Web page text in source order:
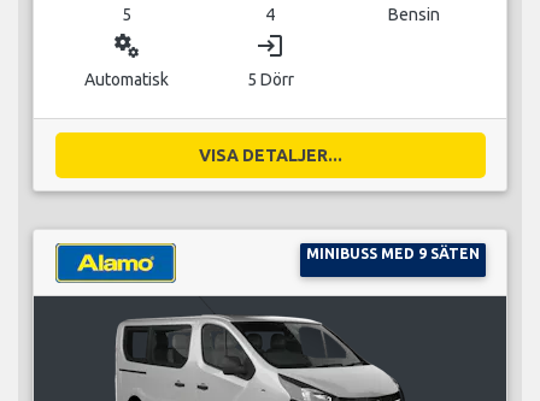
5 4 Bensin
miscellaneous_services
Automatisk
login
5 Dörr
VISA DETALJER...
MINIBUSS MED 9 SÄTEN